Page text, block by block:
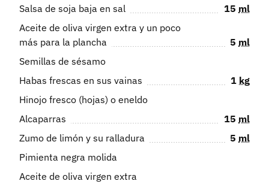
Salsa de soja baja en sal
15 ml
Aceite de oliva virgen extra y un poco
más para la plancha
5 ml
Semillas de sésamo
Habas frescas en sus vainas
1 kg
Hinojo fresco (hojas) o eneldo
Alcaparras
15 ml
Zumo de limón y su ralladura
5 ml
Pimienta negra molida
Aceite de oliva virgen extra